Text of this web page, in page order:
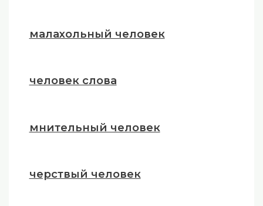
малахольный человек
человек слова
мнительный человек
черствый человек